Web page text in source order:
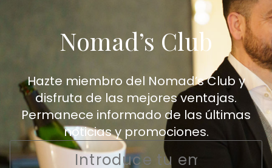
Nomad’s Club
Hazte miembro del Nomad’s Club y
disfruta de las mejores ventajas.
Permanece informado de las últimas
noticias y promociones.
Email
*